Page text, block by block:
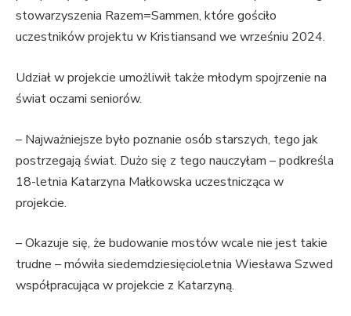
stowarzyszenia Razem=Sammen, które gościło
uczestników projektu w Kristiansand we wrześniu 2024.
Udział w projekcie umożliwił także młodym spojrzenie na
świat oczami seniorów.
– Najważniejsze było poznanie osób starszych, tego jak
postrzegają świat. Dużo się z tego nauczyłam – podkreśla
18-letnia Katarzyna Małkowska uczestnicząca w
projekcie.
– Okazuje się, że budowanie mostów wcale nie jest takie
trudne – mówiła siedemdziesięcioletnia Wiesława Szwed
współpracująca w projekcie z Katarzyną.